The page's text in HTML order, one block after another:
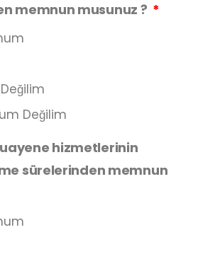
memnun musunuz ?
Değilim
hizmetlerinin
sürelerinden memnun